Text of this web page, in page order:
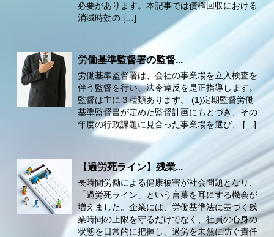
必要があります。本記事では債権回収における
消滅時効の […]
労働基準監督署の監督...
労働基準監督署は、会社の事業場を立入検査を
伴う監督を行い、法令違反を是正指導します。
監督は主に３種類あります。 (1)定期監督労働
基準監督書が定めた監督計画にもとづき、その
年度の行政課題に見合った事業場を選び、 […]
【過労死ライン】残業...
長時間労働による健康被害が社会問題となり、
「過労死ライン」という言葉を耳にする機会が
増えました。企業には、労働基準法に基づく残
業時間の上限を守るだけでなく、社員の心身の
状態を日常的に把握し、過労を未然に防ぐ責任